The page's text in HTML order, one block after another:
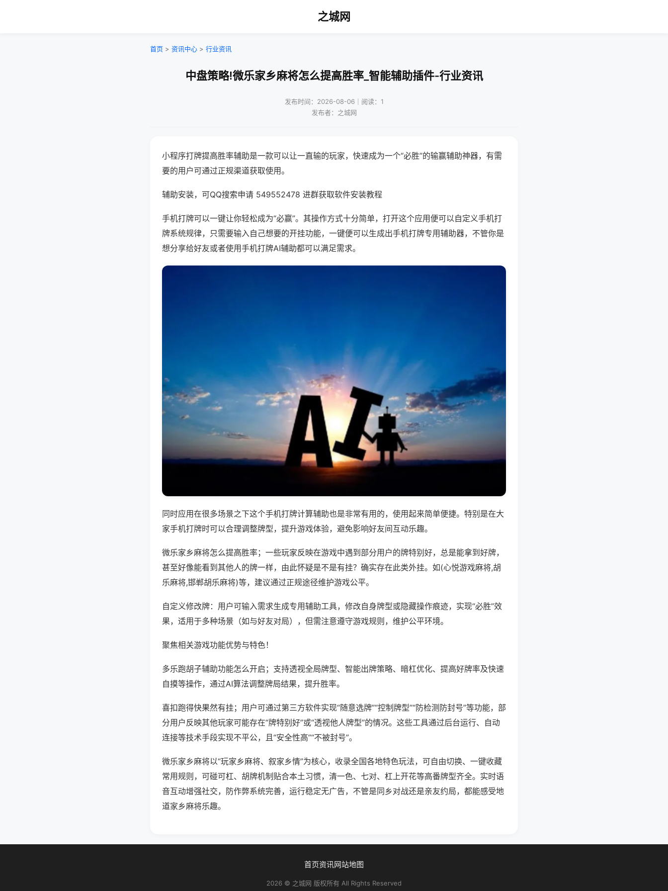
之城网
首页 > 资讯中心 > 行业资讯
中盘策略!微乐家乡麻将怎么提高胜率_智能辅助插件-行业资讯
发布时间：2026-08-06｜阅读：1
发布者：之城网
小程序打牌提高胜率辅助是一款可以让一直输的玩家，快速成为一个“必胜”的输赢辅助神器，有需
要的用户可通过正规渠道获取使用。
辅助安装，可QQ搜索申请 549552478 进群获取软件安装教程
手机打牌可以一键让你轻松成为“必赢”。其操作方式十分简单，打开这个应用便可以自定义手机打
牌系统规律，只需要输入自己想要的开挂功能，一键便可以生成出手机打牌专用辅助器，不管你是
想分享给好友或者使用手机打牌AI辅助都可以满足需求。
同时应用在很多场景之下这个手机打牌计算辅助也是非常有用的，使用起来简单便捷。特别是在大
家手机打牌时可以合理调整牌型，提升游戏体验，避免影响好友间互动乐趣。
微乐家乡麻将怎么提高胜率；一些玩家反映在游戏中遇到部分用户的牌特别好，总是能拿到好牌，
甚至好像能看到其他人的牌一样，由此怀疑是不是有挂？确实存在此类外挂。如(心悦游戏麻将,胡
乐麻将,邯郸胡乐麻将)等，建议通过正规途径维护游戏公平。
自定义修改牌：用户可输入需求生成专用辅助工具，修改自身牌型或隐藏操作痕迹，实现“必胜”效
果，适用于多种场景（如与好友对局），但需注意遵守游戏规则，维护公平环境。
聚焦相关游戏功能优势与特色！
多乐跑胡子辅助功能怎么开启；支持透视全局牌型、智能出牌策略、暗杠优化、提高好牌率及快速
自摸等操作，通过AI算法调整牌局结果，提升胜率。
喜扣跑得快果然有挂；用户可通过第三方软件实现“随意选牌”“控制牌型”“防检测防封号”等功能，部
分用户反映其他玩家可能存在“牌特别好”或“透视他人牌型”的情况。这些工具通过后台运行、自动
连接等技术手段实现不平公，且“安全性高”“不被封号”。
微乐家乡麻将以“玩家乡麻将、叙家乡情”为核心，收录全国各地特色玩法，可自由切换、一键收藏
常用规则，可碰可杠、胡牌机制贴合本土习惯，清一色、七对、杠上开花等高番牌型齐全。实时语
音互动增强社交，防作弊系统完善，运行稳定无广告，不管是同乡对战还是亲友约局，都能感受地
道家乡麻将乐趣。
首页资讯网站地图
2026 © 之城网 版权所有 All Rights Reserved